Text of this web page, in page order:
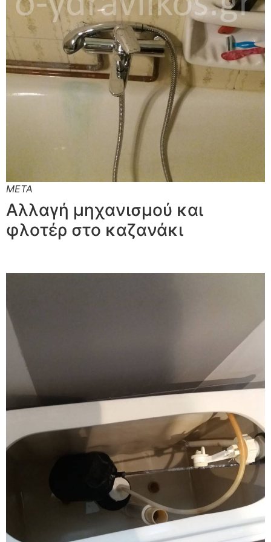
ΜΕΤΑ
Αλλαγή μηχανισμού και
φλοτέρ στο καζανάκι